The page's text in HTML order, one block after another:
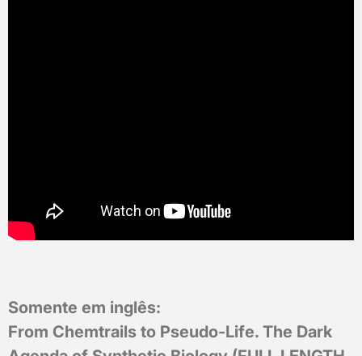
Somente em inglês:
From Chemtrails to Pseudo-Life. The Dark